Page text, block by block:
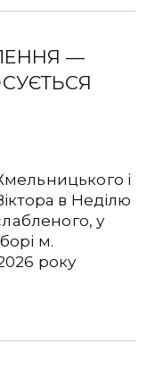
—
і
в Неділю
у
м.
року